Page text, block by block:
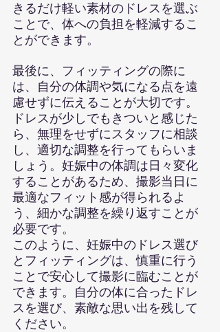
きるだけ軽い素材のドレスを選ぶ
ことで、体への負担を軽減するこ
とができます。
最後に、フィッティングの際に
は、自分の体調や気になる点を遠
慮せずに伝えることが大切です。
ドレスが少しでもきついと感じた
ら、無理をせずにスタッフに相談
し、適切な調整を行ってもらいま
しょう。妊娠中の体調は日々変化
することがあるため、撮影当日に
最適なフィット感が得られるよ
う、細かな調整を繰り返すことが
必要です。
このように、妊娠中のドレス選び
とフィッティングは、慎重に行う
ことで安心して撮影に臨むことが
できます。自分の体に合ったドレ
スを選び、素敵な思い出を残して
ください。